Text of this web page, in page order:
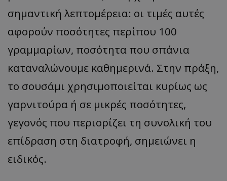
σημαντική λεπτομέρεια: οι τιμές αυτές
αφορούν ποσότητες περίπου 100
γραμμαρίων, ποσότητα που σπάνια
καταναλώνουμε καθημερινά. Στην πράξη,
το σουσάμι χρησιμοποιείται κυρίως ως
γαρνιτούρα ή σε μικρές ποσότητες,
γεγονός που περιορίζει τη συνολική του
επίδραση στη διατροφή, σημειώνει η
ειδικός.